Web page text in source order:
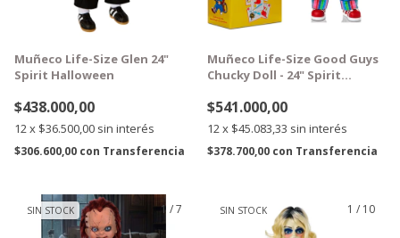
Muñeco Life-Size Glen 24"
Spirit Halloween
$438.000,00
12x $36.500,00 sin interés
$306.600,00 con Transferencia
Muñeco Life-Size Good Guys
Chucky Doll - 24" Spirit
$541.000,00
12x $45.083,33 sin interés
$378.700,00 con Transferencia
1 /7
SIN STOCK
GRATIS
1 / 10
SIN STOCK
GRATIS